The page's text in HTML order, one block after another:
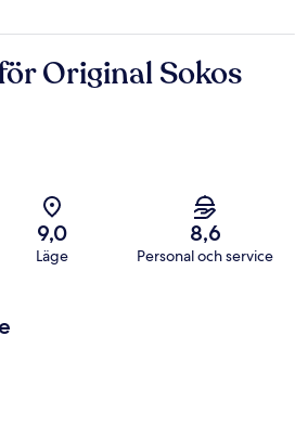
Original Sokos
9,0
Läge
8,6
Personal och service